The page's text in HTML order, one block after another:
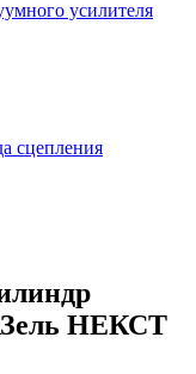
усилителя
сцепления
НЕКСТ